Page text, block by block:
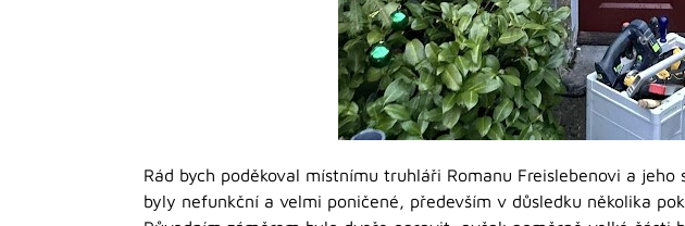
Rád bych poděkoval místnímu truhláři Romanu Freislebenovi a
byly nefunkční a velmi poničené, především v důsledku několika